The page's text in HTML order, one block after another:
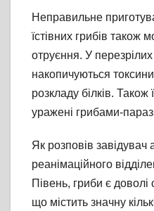
Неправильне
їстівних грибів також
отруєння. У
накопичуються
розкладу білків. Також
уражені грибами-
Як розповів завідувач
реанімаційного
Півень, гриби є
що містить значну